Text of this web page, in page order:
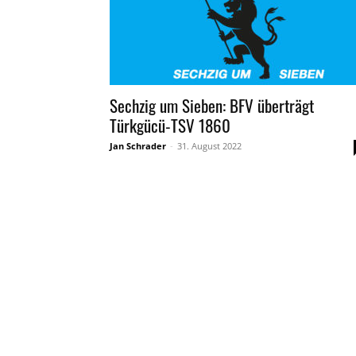
Sechzig um Sieben: BFV überträgt
Türkgücü-TSV 1860
Jan Schrader - 31. August 2022